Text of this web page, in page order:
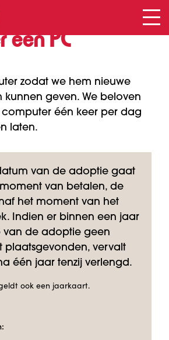
een PC
zodat we hem nieuwe
kunnen geven. We beloven
computer één keer per dag
laten.
van de adoptie gaat
van betalen, de
het moment van het
Indien er binnen een jaar
de adoptie geen
plaatsgevonden, vervalt
één jaar tenzij verlengd.
ook een jaarkaart.